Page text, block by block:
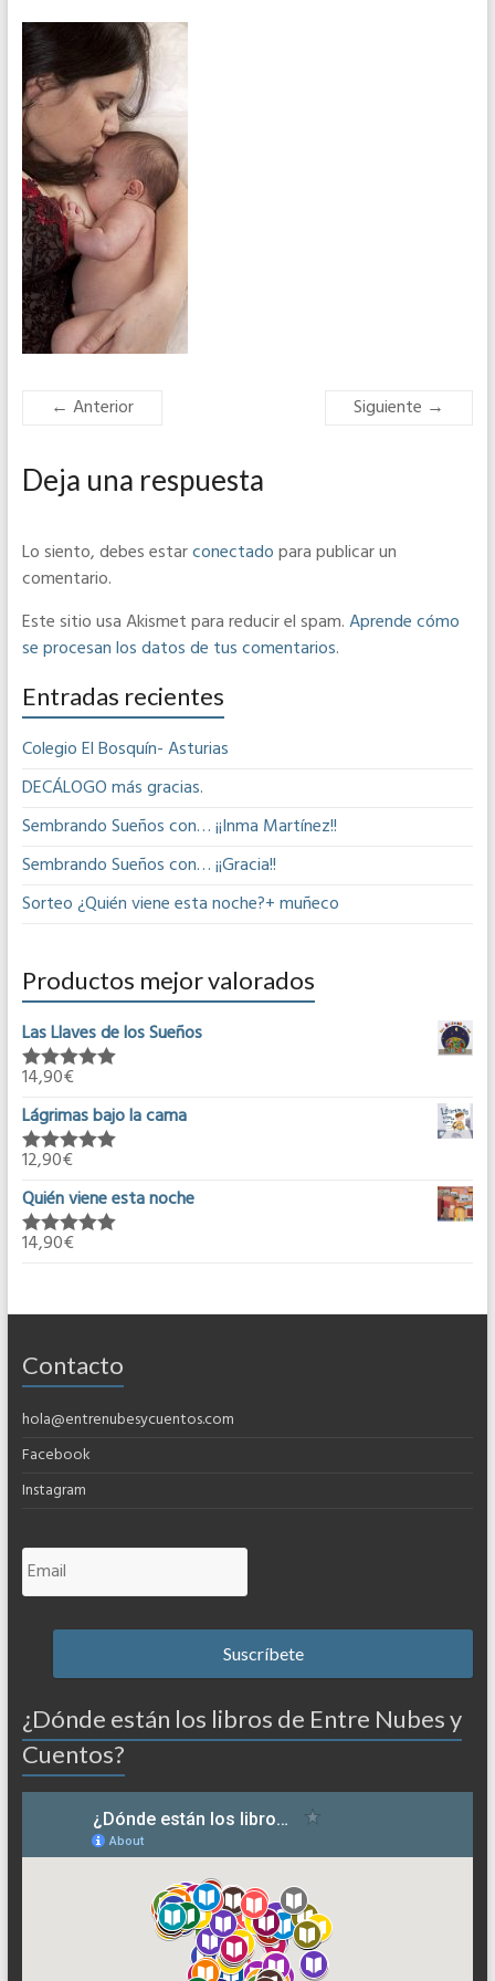
← Anterior Siguiente →
Deja una respuesta
Lo siento, debes estarconectadopara publicar un
comentario.
Este sitio usa Akismet para reducir el spam.Aprende cómo
se procesan los datos de tus comentarios.
Entradas recientes
Colegio El Bosquín- Asturias
DECÁLOGO más gracias.
Sembrando Sueños con… ¡¡Inma Martínez!!
Sembrando Sueños con… ¡¡Gracia!!
Sorteo ¿Quién viene esta noche?+ muñeco
Productos mejor valorados
Las Llaves de los Sueños
Valorado en
14,90€
Lágrimas bajo la cama
Valorado en
12,90€
Quién viene esta noche
Valorado en
14,90€
Contacto
hola@entrenubesycuentos.com
Facebook
Instagram
¿Dónde están los libros de Entre Nubes y
Cuentos?